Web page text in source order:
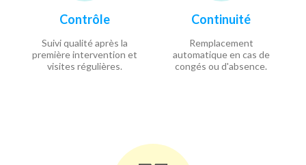
Contrôle
Suivi qualité après la
première intervention et
visites régulières.
Continuité
Remplacement
automatique en cas de
congés ou d'absence.